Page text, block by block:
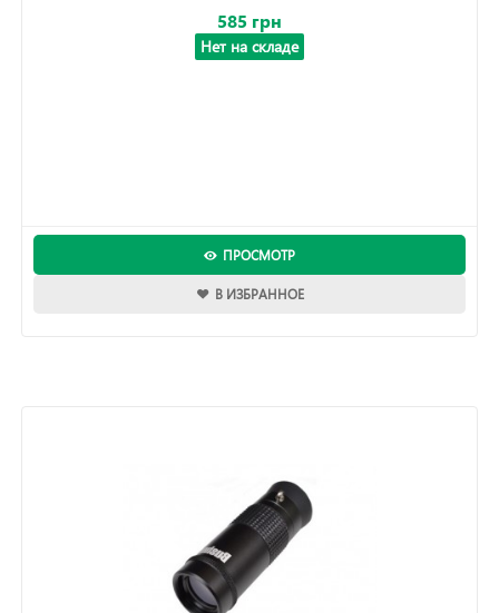
585 грн
Нет на складе
ПРОСМОТР
В ИЗБРАННОЕ